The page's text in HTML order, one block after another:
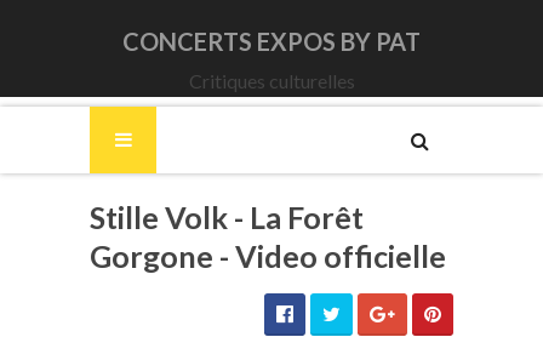
CONCERTS EXPOS BY PAT
Critiques culturelles
Stille Volk - La Forêt
Gorgone - Video officielle